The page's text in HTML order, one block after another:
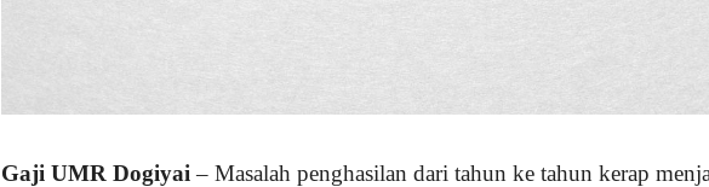
Gaji UMR Dogiyai – Masalah penghasilan dari tahun ke tahun kerap